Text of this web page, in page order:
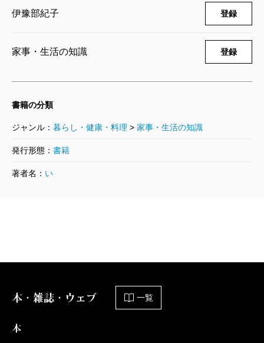
伊豫部紀子 登録
家事・生活の知識 登録
書籍の分類
ジャンル： 暮らし・健康・料理 > 家事・生活の知識
発行形態： 書籍
著者名： い
本・雑誌・ウェブ 一覧
本